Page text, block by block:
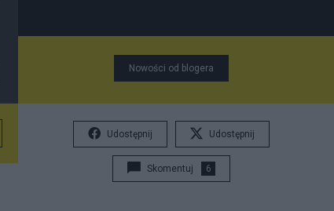
Nowości od blogera
Udostępnij Udostępnij
Skomentuj 6